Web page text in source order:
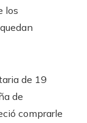
los
de 19
de
comprarle